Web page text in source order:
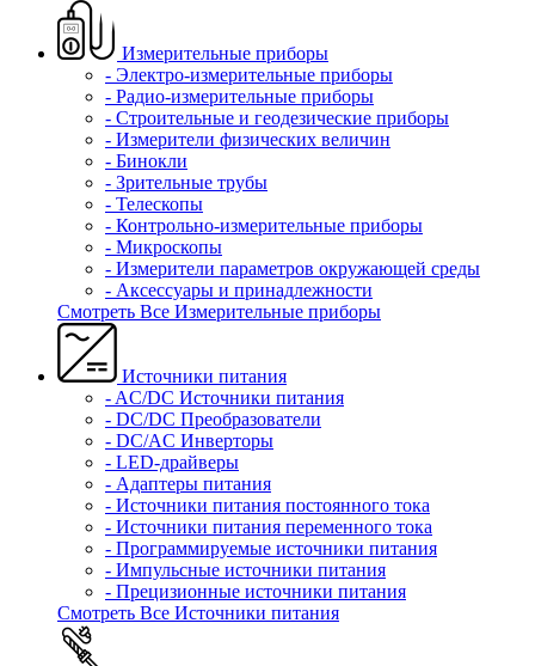
Измерительные приборы
- Электро-измерительные приборы
- Радио-измерительные приборы
- Строительные и геодезические приборы
- Измерители физических величин
- Бинокли
- Зрительные трубы
- Телескопы
- Контрольно-измерительные приборы
- Микроскопы
- Измерители параметров окружающей среды
- Аксессуары и принадлежности
Смотреть Все Измерительные приборы
Источники питания
- AC/DC Источники питания
- DC/DC Преобразователи
- DC/AC Инверторы
- LED-драйверы
- Адаптеры питания
- Источники питания постоянного тока
- Источники питания переменного тока
- Программируемые источники питания
- Импульсные источники питания
- Прецизионные источники питания
Смотреть Все Источники питания